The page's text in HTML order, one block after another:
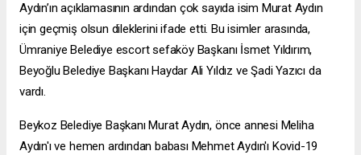
Aydın’ın açıklamasının ardından çok sayıda isim Murat Aydın
için geçmiş olsun dileklerini ifade etti. Bu isimler arasında,
Ümraniye Belediye escort sefaköyBaşkanı İsmet Yıldırım,
Beyoğlu Belediye Başkanı Haydar Ali Yıldız ve Şadi Yazıcı da
vardı.
Beykoz Belediye Başkanı Murat Aydın, önce annesi Meliha
Aydın'ı ve hemen ardından babası Mehmet Aydın'ı Kovid-19